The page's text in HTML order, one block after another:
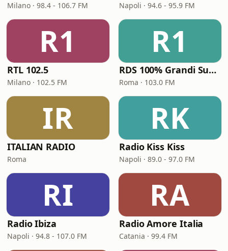
Milano · 98.4 - 106.7 FM Napoli · 94.6 - 95.9 FM
R1
RTL 102.5
Milano · 102.5 FM
R1
RDS 100% Grandi Successi
Roma · 103.0 FM
IR
ITALIAN RADIO
Roma
RK
Radio Kiss Kiss
Napoli · 89.0 - 97.0 FM
RI
Radio Ibiza
Napoli · 94.8 - 107.0 FM
RA
Radio Amore Italia
Catania · 99.4 FM